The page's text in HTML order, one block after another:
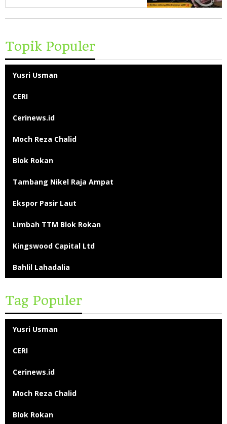
Bertanggung Jawab Secara
Moral
Topik Populer
Yusri Usman
CERI
Cerinews.id
Moch Reza Chalid
Blok Rokan
Tambang Nikel Raja Ampat
Ekspor Pasir Laut
Limbah TTM Blok Rokan
Kingswood Capital Ltd
Bahlil Lahadalia
Tag Populer
Yusri Usman
CERI
Cerinews.id
Moch Reza Chalid
Blok Rokan